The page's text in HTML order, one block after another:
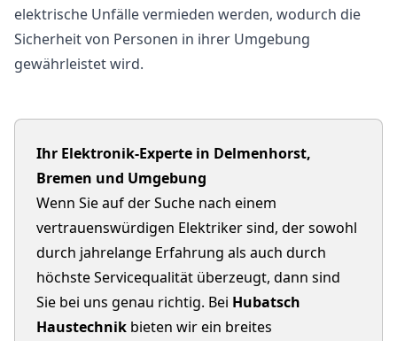
elektrische Unfälle vermieden werden, wodurch die
Sicherheit von Personen in ihrer Umgebung
gewährleistet wird.
Ihr Elektronik-Experte in Delmenhorst,
Bremen und Umgebung
Wenn Sie auf der Suche nach einem
vertrauenswürdigen Elektriker sind, der sowohl
durch jahrelange Erfahrung als auch durch
höchste Servicequalität überzeugt, dann sind
Sie bei uns genau richtig. Bei Hubatsch
Haustechnik bieten wir ein breites